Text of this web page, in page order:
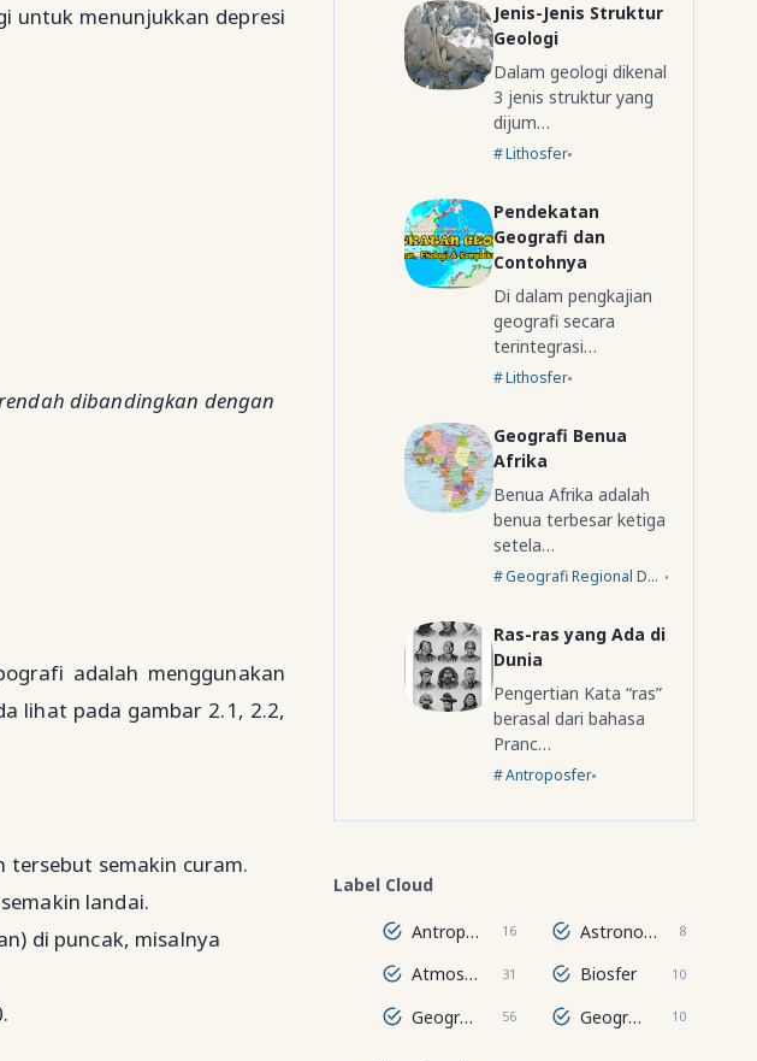
untuk menunjukkan depresi
dibandingkan dengan
adalah menggunakan
lihat pada gambar 2.1, 2.2,
semakin curam.
landai.
di puncak, misalnya
Jenis-Jenis Struktur
Geologi
Dalam geologi dikenal
3 jenis struktur yang
dijum…
Lithosfer
Pendekatan
Geografi dan
Contohnya
Di dalam pengkajian
geografi secara
terintegrasi…
Lithosfer
Geografi Benua
Afrika
Benua Afrika adalah
benua terbesar ketiga
setela…
Geografi Regional Dunia
Ras-ras yang Ada di
Dunia
Pengertian Kata “ras”
berasal dari bahasa
Pranc…
Antroposfer
Label Cloud
Antroposfer 16 Astronomi 8
Atmosfer 31 Biosfer 10
Geografi Regional Dunia 56 Geografi Wilayah 10